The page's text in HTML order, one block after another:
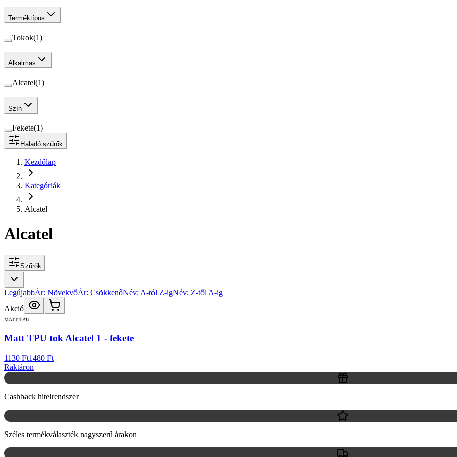
Terméktípus
Tokok(1)
Alkalmas
Alcatel(1)
Szín
Fekete(1)
Haladó szűrők
Kezdőlap
Kategóriák
Alcatel
Alcatel
Szűrők
LegújabbÁr: NövekvőÁr: CsökkenőNév: A-tól Z-igNév: Z-től A-ig
Akció
MATT TPU
Matt TPU tok Alcatel 1 - fekete
1130 Ft1480 Ft
Raktáron
Cashback hitelrendszer
Széles termékválaszték nagyszerű árakon